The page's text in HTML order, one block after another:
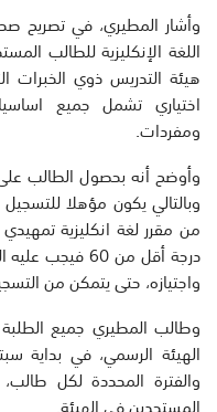
وأشار المطيري، في تصريح
اللغة الإنكليزية للطالب
اختياري تشمل جميع
ومفردات.
واجتيازه، حتى يتمكن من
وطالب المطيري جميع
الهيئة الرسمي، في بداية
والفترة المحددة لكل